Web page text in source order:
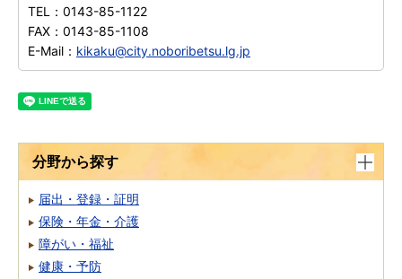
TEL： 0143-85-1122
FAX： 0143-85-1108
E-Mail： kikaku@city.noboribetsu.lg.jp
分野から探す
届出・登録・証明
保険・年金・介護
障がい・福祉
健康・予防